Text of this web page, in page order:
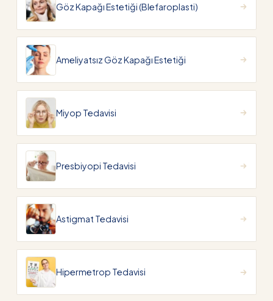
Göz Kapağı Estetiği (Blefaroplasti)
Ameliyatsız Göz Kapağı Estetiği
Miyop Tedavisi
Presbiyopi Tedavisi
Astigmat Tedavisi
Hipermetrop Tedavisi